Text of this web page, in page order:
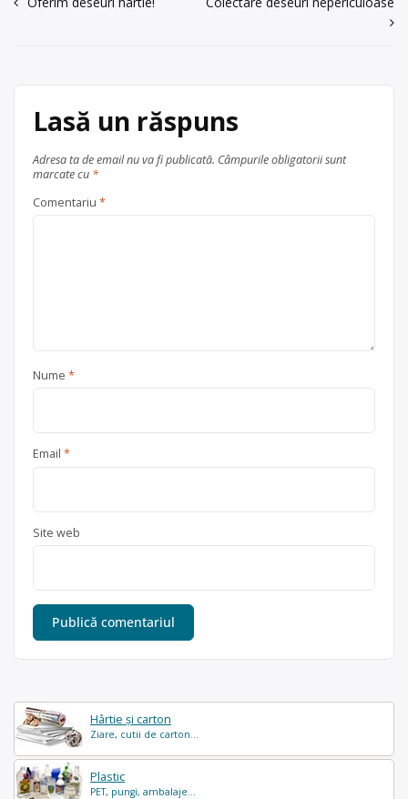
Hârtie și carton
Ziare, cutii de carton...
Plastic
PET, pungi, ambalaje...
fier vechi, fonta, span, deseuri
Navigare
Lasă un răspuns
Adresa ta de email nu va fi publicată. Câmpurile obligatorii sunt
marcate cu *
Comentariu *
Nume *
Email *
Site web